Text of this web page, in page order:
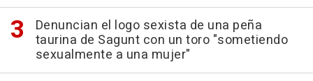
Denuncian el logo sexista de una peña
taurina de Sagunt con un toro "sometiendo
sexualmente a una mujer"